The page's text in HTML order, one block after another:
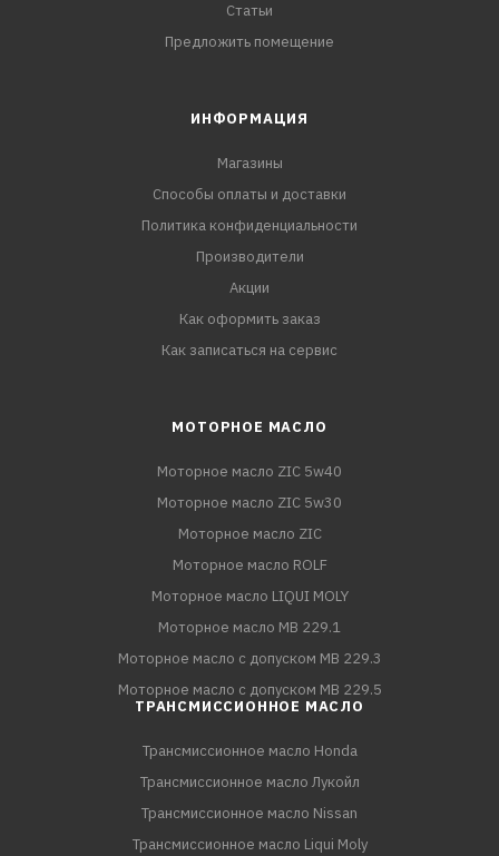
Статьи
Предложить помещение
ИНФОРМАЦИЯ
Магазины
Способы оплаты и доставки
Политика конфиденциальности
Производители
Акции
Как оформить заказ
Как записаться на сервис
МОТОРНОЕ МАСЛО
Моторное масло ZIC 5w40
Моторное масло ZIC 5w30
Моторное масло ZIC
Моторное масло ROLF
Моторное масло LIQUI MOLY
Моторное масло MB 229.1
Моторное масло с допуском MB 229.3
Моторное масло с допуском MB 229.5
ТРАНСМИССИОННОЕ МАСЛО
Трансмиссионное масло Honda
Трансмиссионное масло Лукойл
Трансмиссионное масло Nissan
Трансмиссионное масло Liqui Moly